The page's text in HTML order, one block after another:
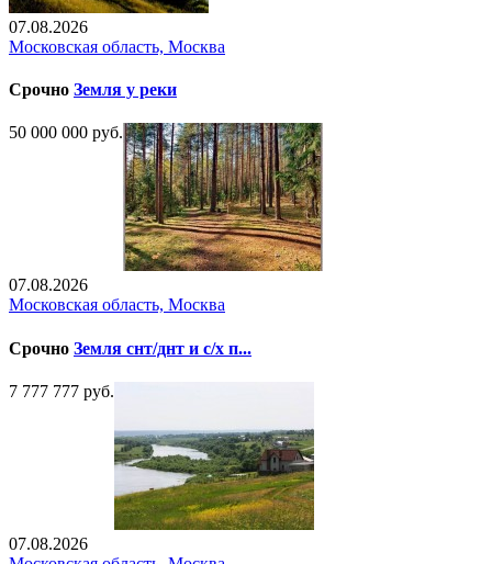
07.08.2026
Московская область, Москва
Срочно Земля у реки
50 000 000 руб.
07.08.2026
Московская область, Москва
Срочно Земля снт/днт и с/х п...
7 777 777 руб.
07.08.2026